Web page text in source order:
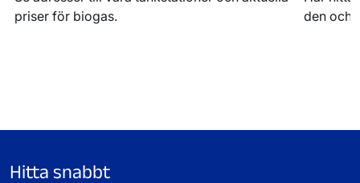
priser för biogas.
den och
Hitta snabbt